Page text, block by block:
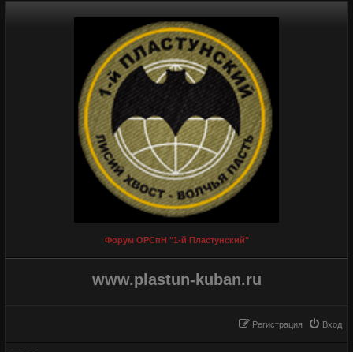
Форум ОРСпН "1-й Пластунский"
www.plastun-kuban.ru
Вход
Регистрация